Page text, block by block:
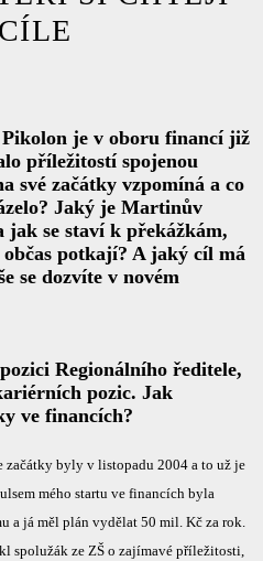
je v oboru financí již
příležitostí spojenou
své začátky vzpomíná a co
Jaký je Martinův
jak se staví k překážkám,
občas potkají? A jaký cíl má
se dozvíte v novém
Regionálního ředitele,
pozic. Jak
ve financích?
začátky byly v listopadu 2004 a to už je
mého startu ve financích byla
a já měl plán vydělat 50 mil. Kč za rok.
spolužák ze ZŠ o zajímavé příležitosti,